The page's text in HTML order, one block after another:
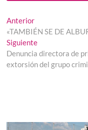
Navegación
de
entradas
AnteriorEntrada
anterior:
«TAMBIÉN SE DE
SiguienteEntrada
siguiente:
Denuncia directora de
extorsión del grupo